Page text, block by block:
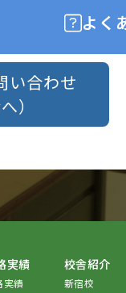
よく
い合わせ
）
実績
実績
校舎紹介
新宿校